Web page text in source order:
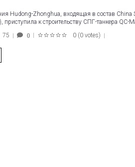
Hudong-Zhonghua, входящая в состав China
приступила к строительству СПГ-танкера QC-
75 0 0 (0 votes)